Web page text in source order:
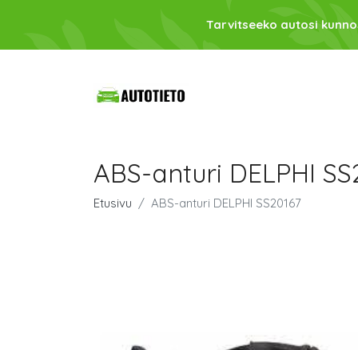
Tarvitseeko autosi
ABS-anturi DELPHI
Etusivu ABS-anturi DELPHI SS20167